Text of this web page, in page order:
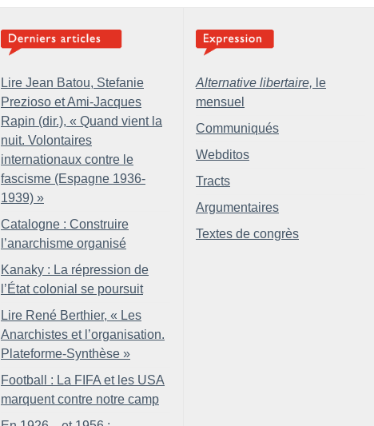
Lire Jean Batou, Stefanie
Prezioso et Ami-Jacques
Rapin (dir.), « Quand vient la
nuit. Volontaires
internationaux contre le
fascisme (Espagne 1936-
1939) »
Catalogne : Construire
l’anarchisme organisé
Kanaky : La répression de
l’État colonial se poursuit
Lire René Berthier, « Les
Anarchistes et l’organisation.
Plateforme-Synthèse »
Football : La FIFA et les USA
marquent contre notre camp
Alternative libertaire, le
mensuel
Communiqués
Webditos
Tracts
Argumentaires
Textes de congrès